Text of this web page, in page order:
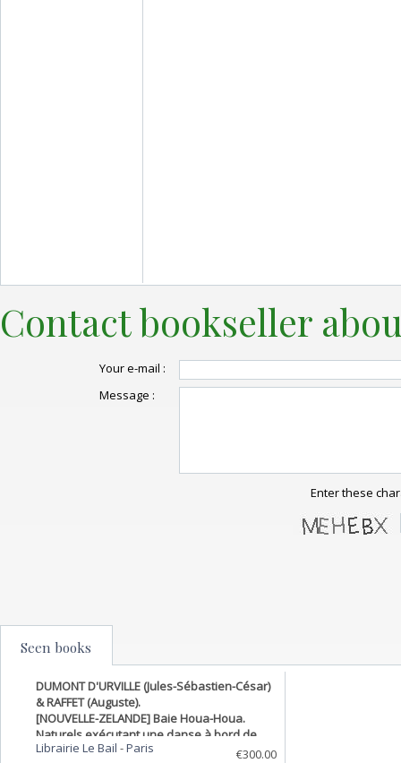
Contact bookseller
Your e-mail :
Message :
Enter these
Seen books
DUMONT D'URVILLE (Jules-Sébastien-César)
& RAFFET (Auguste).
[NOUVELLE-ZELANDE] Baie Houa-Houa.
Naturels exécutant une danse à bord de
l'Astrolabe (Nouvelle-Zélande).
Librairie Le Bail -Paris
€300.00